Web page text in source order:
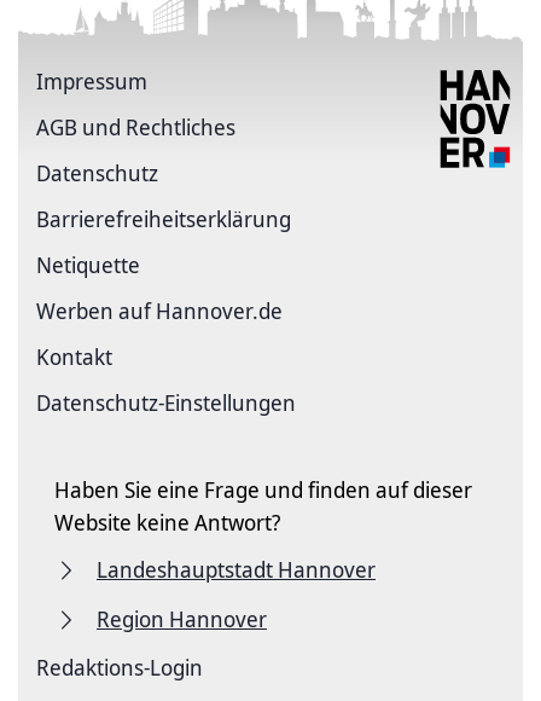
Impressum
AGB und Rechtliches
Datenschutz
Barriere­freiheits­erklärung
Netiquette
Werben auf Hannover.de
Kontakt
Datenschutz-Einstellungen
Haben Sie eine Frage und finden auf dieser
Website keine Antwort?
Landeshauptstadt Hannover
Region Hannover
Redaktions-Login